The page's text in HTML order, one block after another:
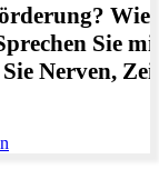
Wie
Sie
Nerven,